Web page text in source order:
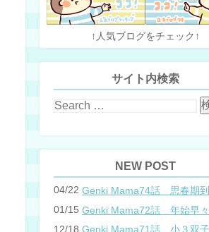
↑人気ブログをチェック↑
サイト内検索
NEW POST
04/22
01/15
12/18